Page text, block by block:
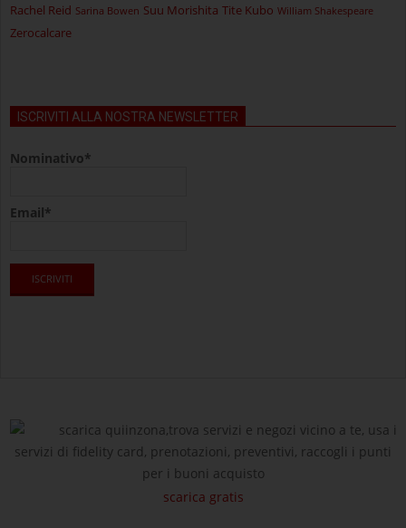
Rachel Reid Sarina Bowen Suu Morishita Tite Kubo William Shakespeare
Zerocalcare
ISCRIVITI ALLA NOSTRA NEWSLETTER
Nominativo*
Email*
scarica quiinzona,trova servizi e negozi vicino a te, usa i
servizi di fidelity card, prenotazioni, preventivi, raccogli i punti
per i buoni acquisto
scarica gratis